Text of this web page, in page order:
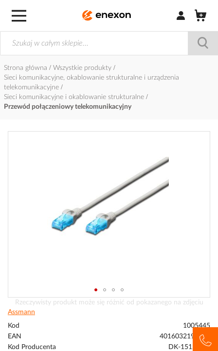
Zaloguj się /
Strona główna
Wszystkie produkty
Sieci komunikacyjne, okablowanie strukturalne i urządzenia
telekomunikacyjne
Sieci komunikacyjne i okablowanie strukturalne
Przewód połączeniowy telekomunikacyjny
Przejdź
na
początek
Rzeczywisty produkt może się różnić od pokazanego na zdjęciu
Assmann
Kod
1005445
EAN
4016032198734
Kod Producenta
DK-1512-020